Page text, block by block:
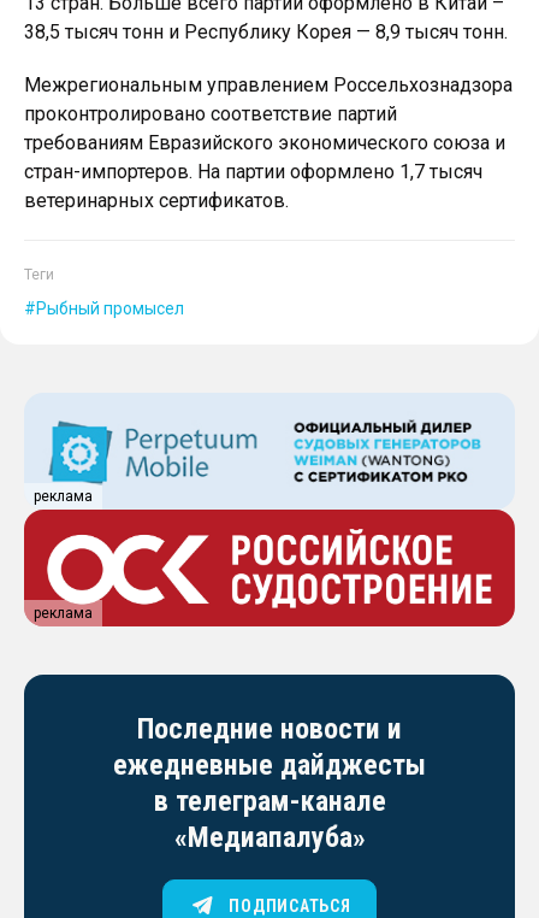
38,5 тысяч тонн и Республику Корея — 8,9 тысяч тонн.
Межрегиональным управлением Россельхознадзора
проконтролировано соответствие партий
требованиям Евразийского экономического союза и
стран-импортеров. На партии оформлено 1,7 тысяч
ветеринарных сертификатов.
Теги
Рыбный промысел
реклама
реклама
Последние новости и
ежедневные дайджесты
в телеграм-канале
«Медиапалуба»
ПОДПИСАТЬСЯ